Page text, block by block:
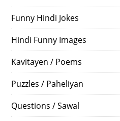
Funny Hindi Jokes
Hindi Funny Images
Kavitayen / Poems
Puzzles / Paheliyan
Questions / Sawal